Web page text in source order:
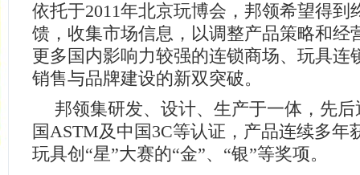
依托于2011年北京玩博会，邦领希望得到
馈，收集市场信息，以调整产品策略和经
更多国内影响力较强的连锁商场、玩具连
销售与品牌建设的新双突破。
邦领集研发、设计、生产于一体，先
国ASTM及中国3C等认证，产品连续多年
玩具创“星”大赛的“金”、“银”等奖项。